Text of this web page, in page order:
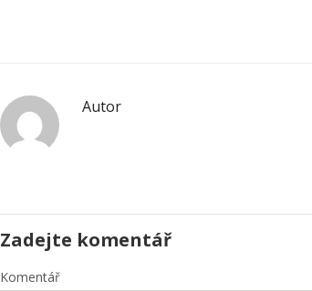
Autor
Zadejte komentář
Komentář